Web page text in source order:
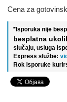
Cena za
*Isporuka nije
besplatna
slučaju, usluga
Express službe:
Rok isporuke